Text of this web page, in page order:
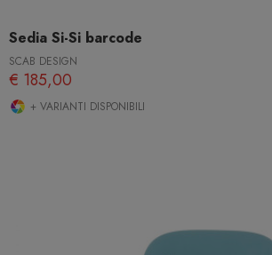
Sedia Si-Si barcode
SCAB DESIGN
€ 185,00
+ VARIANTI DISPONIBILI